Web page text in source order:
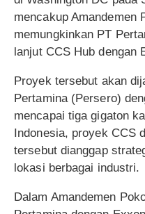
mencakup Amandemen
memungkinkan PT
lanjut CCS Hub dengan
Proyek tersebut akan
Pertamina (Persero)
mencapai tiga gigaton
Indonesia, proyek CCS
tersebut dianggap
lokasi berbagai industri.
Dalam Amandemen